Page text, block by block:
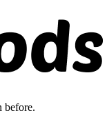
before.